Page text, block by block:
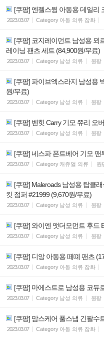
[쿠팡] 엔젤스윙 아동용 데일리
2023.03.07 Category 아동 의류 잡화
[쿠팡] 코지레이먼트 남성용 뫼
레이닝 팬츠 세트 (84,900원/무료)
2023.03.07 Category 남성 의류 원팡
[쿠팡] 파이브엑스라지 남성용
원/무료)
2023.03.07 Category 남성 의류 원팡
[쿠팡] 벤힛 Carry 기모 쮸리 오
2023.03.07 Category 남성 의류 원팡
[쿠팡] 네스파 폰트베어 기모 맨
2023.03.07 Category 캐쥬얼 의류 원
[쿠팡] Maleroads 남성용 탑클
킷 점퍼 #21999 (9,670원/무료)
2023.03.07 Category 남성 의류 원팡
[쿠팡] 와이엔 앳더모먼트 후드
2023.03.07 Category 남성 의류 원팡
[쿠팡] 디앙 아동용 떼뗴 팬츠
2023.03.07 Category 아동 의류 잡화
[쿠팡] 마에스트로 남성용 코듀
2023.03.07 Category 남성 의류 원팡
[쿠팡] 맘스케어 풀스냅 긴팔수
2023.03.07 Category 아동 의류 잡화